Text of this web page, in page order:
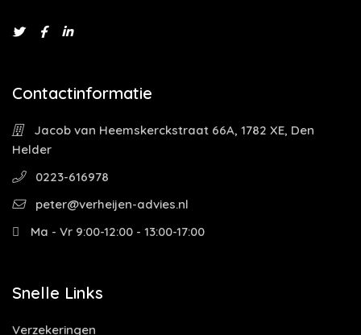
Contactinformatie
Jacob van Heemskerckstraat 66A, 1782 XE, Den
Helder
0223-616978
peter@verheijen-advies.nl
Ma - Vr 9:00-12:00 - 13:00-17:00
Snelle Links
Verzekeringen